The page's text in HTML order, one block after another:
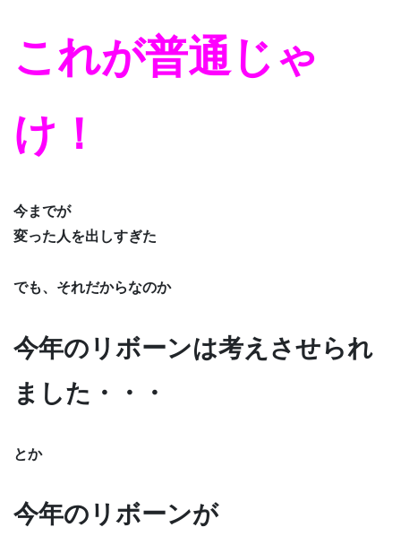
これが普通じゃ
け！
今までが
変った人を出しすぎた
でも、それだからなのか
今年のリボーンは考えさせられ
ました・・・
とか
今年のリボーンが